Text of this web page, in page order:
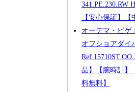
341.PE.230.RW
【安心保証】【
オーデマ・ピゲ
オフショアダイ
品】【腕時計】
料無料】